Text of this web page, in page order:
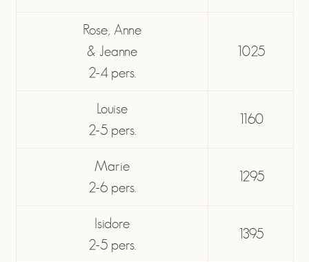
Rose, Anne
& Jeanne
2-4 pers.
1025
Louise
2-5 pers.
1160
Marie
2-6 pers.
1295
Isidore
2-5 pers.
1395